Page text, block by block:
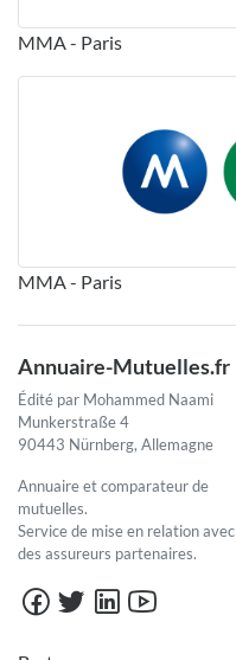
MMA - Paris
MMA - Paris
Annuaire-Mutuelles.fr
Édité par Mohammed Naami
Munkerstraße 4
90443 Nürnberg, Allemagne
Annuaire et comparateur de
mutuelles.
Service de mise en relation avec
des assureurs partenaires.